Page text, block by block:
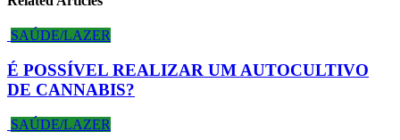
SAÚDE/LAZER
É POSSÍVEL REALIZAR UM AUTOCULTIVO
DE CANNABIS?
SAÚDE/LAZER